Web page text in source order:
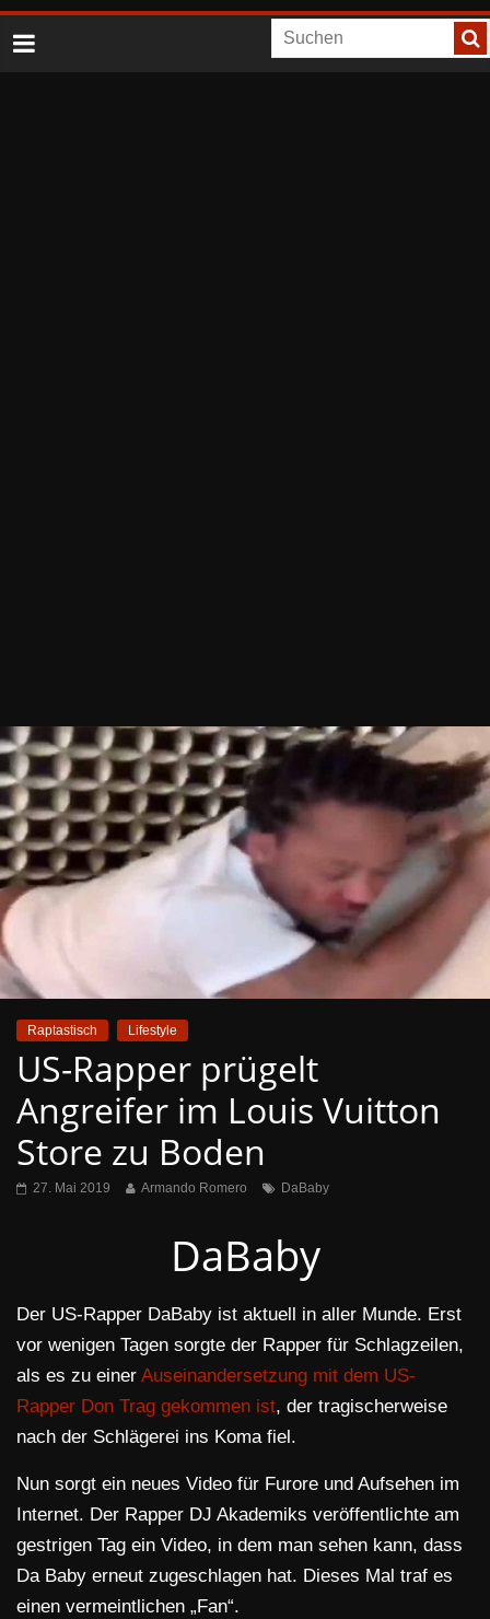
Raptastisch Lifestyle
US-Rapper prügelt
Angreifer im Louis Vuitton
Store zu Boden
27. Mai 2019 Armando Romero DaBaby
DaBaby
Der US-Rapper DaBaby ist aktuell in aller Munde. Erst
vor wenigen Tagen sorgte der Rapper für Schlagzeilen,
als es zu einer Auseinandersetzung mit dem US-
Rapper Don Trag gekommen ist, der tragischerweise
nach der Schlägerei ins Koma fiel.
Nun sorgt ein neues Video für Furore und Aufsehen im
Internet. Der Rapper DJ Akademiks veröffentlichte am
gestrigen Tag ein Video, in dem man sehen kann, dass
Da Baby erneut zugeschlagen hat. Dieses Mal traf es
einen vermeintlichen „Fan“.